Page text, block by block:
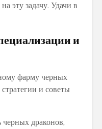
эту задачу. Удачи в
и
черных драконов,